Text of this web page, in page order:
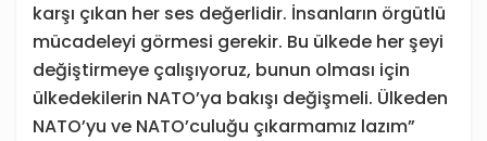
karşı çıkan her ses değerlidir. İnsanların örgütlü
mücadeleyi görmesi gerekir. Bu ülkede her şeyi
değiştirmeye çalışıyoruz, bunun olması için
ülkedekilerin NATO’ya bakışı değişmeli. Ülkeden
NATO’yu ve NATO’culuğu çıkarmamız lazım”